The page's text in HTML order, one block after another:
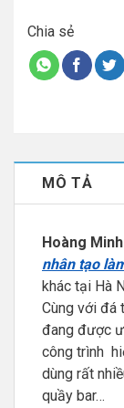
Chia sẻ
MÔ TẢ
Hoàng
nhân tạo
khác tại Hà
Cùng với đá
đang được
công trình
dùng rất
quầy bar…